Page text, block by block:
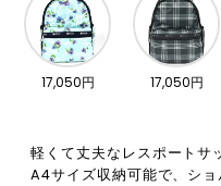
17,050円 17,050円
軽くて丈夫なレスポートサ
A4サイズ収納可能で、シ